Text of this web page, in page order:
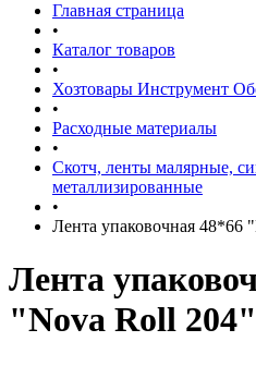
Главная страница
•
Каталог товаров
•
Хозтовары Инструмент
•
Расходные материалы
•
Скотч, ленты малярные,
металлизированные
•
Лента упаковочная 48*66
Лента
"Nova Roll